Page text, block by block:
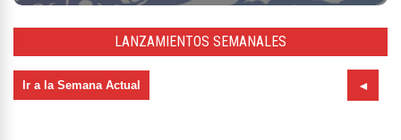
LANZAMIENTOS SEMANALES
Ir a la Semana Actual